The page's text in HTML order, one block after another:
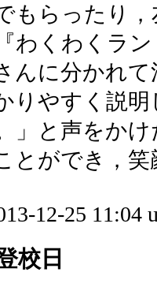
もらったり
わくわくラ
んに分かれ
りやすく説
」と声をか
とができ，
12-25 11:04
校日